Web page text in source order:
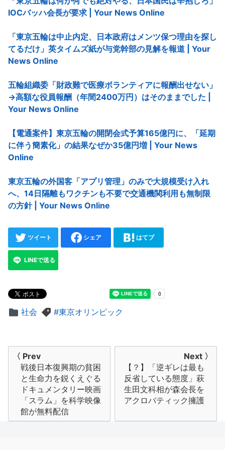
IOCバッハ会長が要求 | Your News Online
「東京五輪は中止内定、日本政府はメンツ保つ理由を探し
てるだけ」英タイムズ紙が与党幹部の見解を報道 | Your
News Online
五輪組織委「財政難で医療ボランティアに報酬出せない」
→高額な役員報酬（年間2400万円）はそのままでした |
Your News Online
【電通案件】東京五輪の開閉会式予算165億円に、「延期
に伴う簡素化」の結果なぜか35億円増 | Your News
Online
東京五輪の外国客「アプリ管理」のみで大規模受け入れ
へ、14日隔離もワクチンも不要で交通機関利用も無制限
の方針 | Your News Online
ツイート シェア はてブ
LINEで送る
社会 東京オリンピック
〈 Prev
戦後日本復興期の貧困
と生命力を鋭くえぐる
ドキュメンタリー映画
「スラム」を科学映像
館が無料配信
Next 〉
【？】「逆ギレは最も
反省している態度」萩
生田文科相が森会長を
アクロバティック擁護